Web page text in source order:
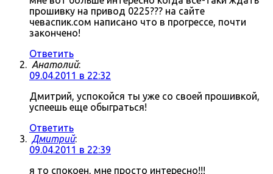
прошивку на привод 0225??? на сайте
чеваспик.сом написано что в прогрессе, почти
закончено!
Ответить
Анатолий:
09.04.2011 в 22:32
Дмитрий, успокойся ты уже со своей прошивкой,
успеешь еще обыграться!
Ответить
Дмитрий:
09.04.2011 в 22:39
я то спокоен, мне просто интересно!!!